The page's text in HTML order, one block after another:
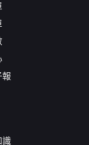
報
識